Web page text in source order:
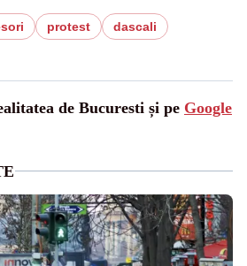
protest
dascali
de Bucuresti și pe Google